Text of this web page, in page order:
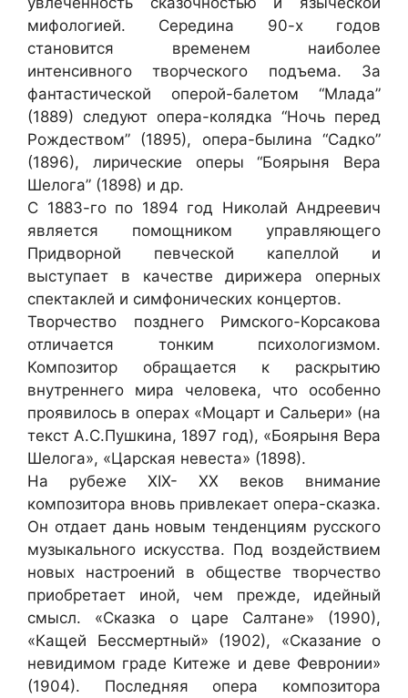
мифологией. Середина 90-х годов
становится временем наиболее
интенсивного творческого подъема. За
фантастической оперой-балетом “Млада”
(1889) следуют опера-колядка “Ночь перед
Рождеством” (1895), опера-былина “Садко”
(1896), лирические оперы “Боярыня Вера
Шелога” (1898) и др.
С 1883-го по 1894 год Николай Андреевич
является помощником управляющего
Придворной певческой капеллой и
выступает в качестве дирижера оперных
спектаклей и симфонических концертов.
Творчество позднего Римского-Корсакова
отличается тонким психологизмом.
Композитор обращается к раскрытию
внутреннего мира человека, что особенно
проявилось в операх «Моцарт и Сальери» (на
текст А.С.Пушкина, 1897 год), «Боярыня Вера
Шелога», «Царская невеста» (1898).
На рубеже XIX- XX веков внимание
композитора вновь привлекает опера-сказка.
Он отдает дань новым тенденциям русского
музыкального искусства. Под воздействием
новых настроений в обществе творчество
приобретает иной, чем прежде, идейный
смысл. «Сказка о царе Салтане» (1990),
«Кащей Бессмертный» (1902), «Сказание о
невидимом граде Китеже и деве Февронии»
(1904). Последняя опера композитора